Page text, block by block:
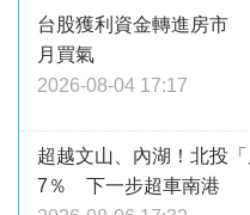
台股獲利資金轉進房市
月買氣
2026-08-04 17:17
超越文山、內湖！北投
7％ 下一步超車南港